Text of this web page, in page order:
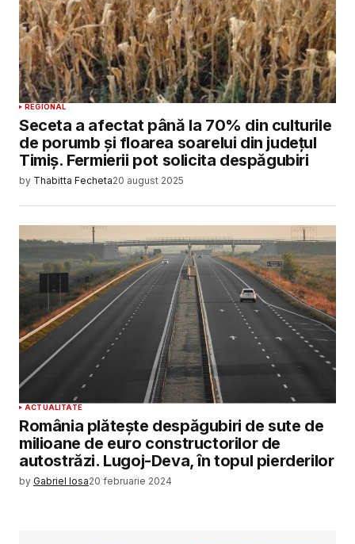
REGIONAL
Seceta a afectat până la 70% din culturile
de porumb şi floarea soarelui din județul
Timiș. Fermierii pot solicita despăgubiri
by Thabitta Fecheta20 august 2025
ACTUALITATE
România plătește despăgubiri de sute de
milioane de euro constructorilor de
autostrăzi. Lugoj-Deva, în topul pierderilor
by Gabriel Iosa20 februarie 2024